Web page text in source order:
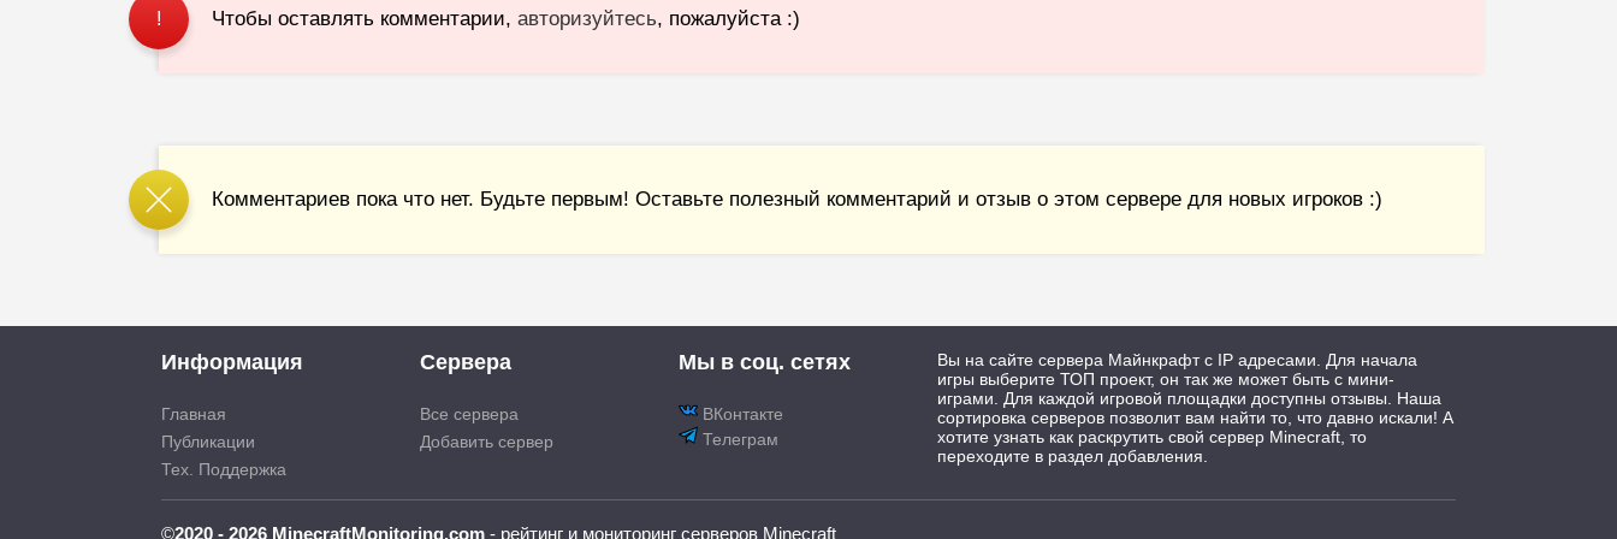
! Чтобы оставлять комментарии,авторизуйтесь, пожалуйста :)
Комментариев пока что нет. Будьте первым! Оставьте полезный комментарий и отзыв о этом сервере для новых игроков :)
Информация
Главная
Публикации
Тех. Поддержка
Сервера
Все сервера
Добавить сервер
Мы в соц. сетях
ВКонтакте
Телеграм
Вы на сайте сервера Майнкрафт с IP адресами. Для начала
игры выберите ТОП проект, он так же может быть с мини-
играми. Для каждой игровой площадки доступны отзывы. Наша
сортировка серверов позволит вам найти то, что давно искали! А
хотите узнать как раскрутить свой сервер Minecraft, то
переходите в раздел добавления.
©2020 - 2026 MinecraftMonitoring.com - рейтинг и мониторинг серверов Minecraft